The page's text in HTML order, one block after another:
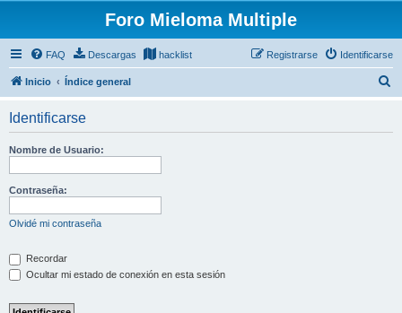
Foro Mieloma Multiple
FAQ Descargas hacklist Identificarse
Registrarse
Inicio Índice general
Identificarse
Nombre de Usuario:
Contraseña:
Olvidé mi contraseña
Recordar
Ocultar mi estado de conexión en esta sesión